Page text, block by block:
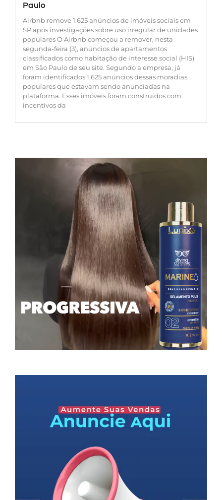
Paulo
Airbnb remove 1.625 anúncios de imóveis sociais em
SP após investigações sobre uso irregular de unidades
populares O Airbnb começou a remover, nesta
segunda-feira (3), anúncios de apartamentos
classificados como habitação de interesse social (HIS)
em São Paulo de seu site. Segundo a empresa, já
foram identificados 1.625 anúncios dessas moradias
populares que estavam sendo anunciadas na
plataforma. Esses imóveis foram construídos com
incentivos da